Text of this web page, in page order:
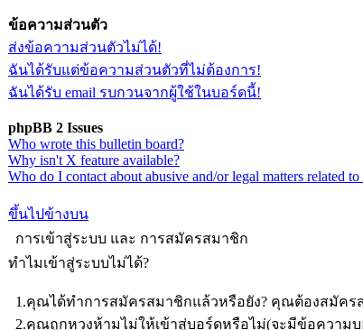
ข้อความส่วนตัว
ส่งข้อความส่วนตัวไม่ได้!
ฉันได้รับแต่ข้อความส่วนตัวที่ไม่ต้องการ!
ฉันได้รับ email รบกวนจากผู้ใช้ในบอร์ดนี้!
phpBB 2 Issues
Who wrote this bulletin board?
Why isn't X feature available?
Who do I contact about abusive and/or legal matters related to
ขึ้นไปข้างบน
การเข้าสู่ระบบ และ การสมัครสมาชิก
ทำไมเข้าสู่ระบบไม่ได้?
1.คุณได้ทำการสมัครสมาชิกแล้วหรือยัง? คุณต้องสมัคร
2.คุณถูกหวงห้ามไม่ให้เข้าสู่บอร์ดหรือไม่(จะมีข้อความบอ